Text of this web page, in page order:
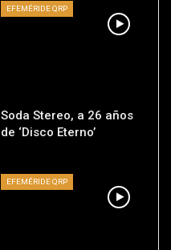
EFEMÉRIDE QRP
Soda Stereo, a 26 años
de ‘Disco Eterno’
EFEMÉRIDE QRP